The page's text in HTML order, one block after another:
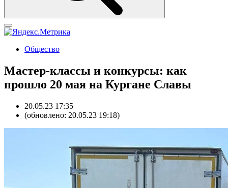
Общество
Мастер-классы и конкурсы: как
прошло 20 мая на Кургане Славы
20.05.23 17:35
(обновлено: 20.05.23 19:18)